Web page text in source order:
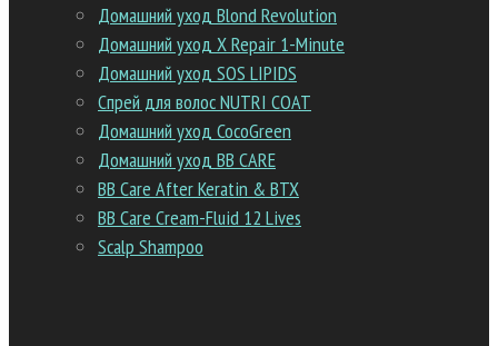
Домашний уход Blond Revolution
Домашний уход Х Repair 1-Minute
Домашний уход SOS LIPIDS
Спрей для волос NUTRI COAT
Домашний уход CocoGreen
Домашний уход BB CARE
BB Care After Keratin & BTX
BB Care Cream-Fluid 12 Lives
Scalp Shampoo